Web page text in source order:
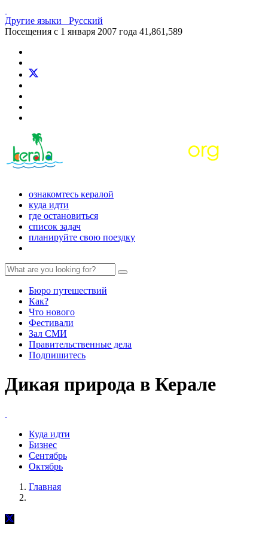
Другие языки
Русский
Посещения с 1 января 2007 года 41,861,589
ознакомтесь кералой
куда идти
где остановиться
список задач
планируйте свою поездку
Бюро путешествий
Как?
Что нового
Фестивали
Зал СМИ
Правительственные дела
Подпишитесь
Дикая природа в Керале
Куда идти
Бизнес
Сентябрь
Октябрь
Главная